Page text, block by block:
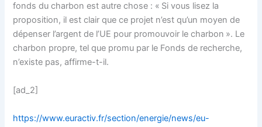
fonds du charbon est autre chose : « Si vous lisez la
proposition, il est clair que ce projet n’est qu’un moyen de
dépenser l’argent de l’UE pour promouvoir le charbon ». Le
charbon propre, tel que promu par le Fonds de recherche,
n’existe pas, affirme-t-il.
[ad_2]
https://www.euractiv.fr/section/energie/news/eu-